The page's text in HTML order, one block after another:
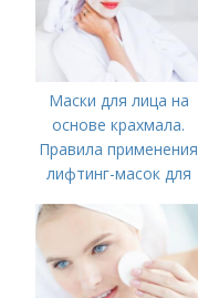
Маски для лица на
основе крахмала.
Правила применения
лифтинг-масок для